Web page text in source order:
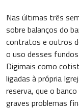
Nas últimas três
sobre balanços do
contratos e outros
o uso desses
Digimais como
ligadas à própria
reserva, que o
graves problemas